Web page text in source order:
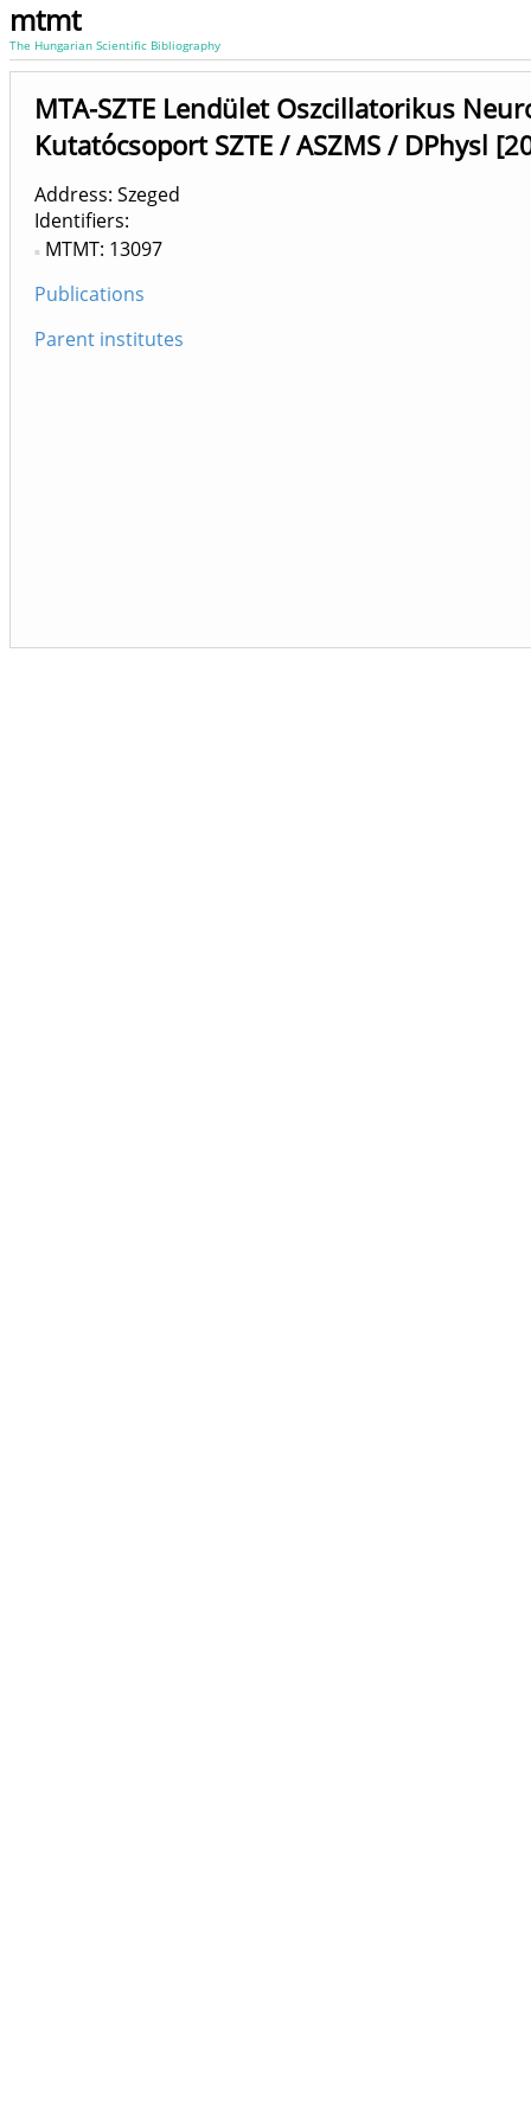
mtmt
The Hungarian Scientific Bibliography
MTA-SZTE Lendület Oszcillatorikus
Kutatócsoport SZTE / ASZMS / DPhysl
Address: Szeged
Identifiers
MTMT: 13097
Publications
Parent institutes